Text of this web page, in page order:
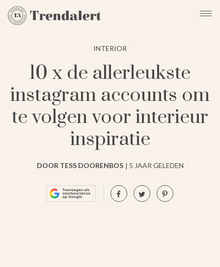
INTERIOR
10 x de allerleukste
instagram accounts om
te volgen voor interieur
inspiratie
DOOR TESS DOORENBOS 5 JAAR GELEDEN